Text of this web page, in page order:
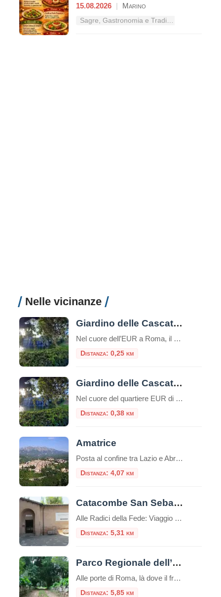
15.08.2026 | Marino
Nelle vicinanze
Giardino delle Cascate a Roma
Nel cuore dell’EUR a Roma, il Giardino delle Cascate, è un’area verde di circa 42.000 mq. Inaugurata nel 1961 è un giardino con cascate, piante, fontane, vasche, salti e getti d’acqua nato dal disegno dell’architetto Raffaele De Vico. Il Giardino delle Cascate fa parte del Parco Centrale del Lago, che si sviluppa su una superficie […]
Distanza: 0,25 km
Giardino delle Cascate all’EUR
Nel cuore del quartiere EUR di Roma, nascosto tra imponenti edifici e ampie strade, si trova un piccolo gioiello di tranquillità e bellezza: il Giardino delle Cascate. Questo angolo verde, affacciato sul Laghetto dell’EUR, è un esempio perfetto di fusione tra natura e ingegneria, un’oasi di pace che offre un’esperienza sensoriale unica tra il suono […]
Distanza: 0,38 km
Amatrice
Posta al confine tra Lazio e Abruzzo, si trova Amatrice (955 s.l.m.). Il territorio si articola in un altipiano centrale, tra i 900 e i 1000 metri, ospitante il lago Scandarello e le numerose frazioni che le fanno da contorno.
Distanza: 4,07 km
Catacombe San Sebastiano
Alle Radici della Fede: Viaggio nelle Catacombe di San Sebastiano sull’Appia Antica Immerse nel verde suggestivo della Via Appia Antica, le Catacombe di San Sebastiano rappresentano una delle testimonianze più affascinanti e stratificate della Roma cristiana e pagana. Questo luogo non è solo un cimitero sotterraneo, ma uno scrigno di storia che custodisce la memoria […]
Distanza: 5,31 km
Parco Regionale dell’Appia Antica
Alle porte di Roma, là dove il fragore della metropoli si attenua fino a diventare un eco lontano, si estende un territorio che è molto più di un semplice spazio verde. È un santuario di memorie, un corridoio ecologico e un capolavoro paesaggistico unico al mondo: il Parco Regionale dell’Appia Antica. Esteso su oltre 4.500 […]
Distanza: 5,85 km